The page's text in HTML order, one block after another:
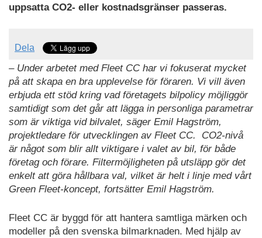
uppsatta CO2- eller kostnadsgränser passeras.
Dela
– Under arbetet med Fleet CC har vi fokuserat mycket
på att skapa en bra upplevelse för föraren. Vi vill även
erbjuda ett stöd kring vad företagets bilpolicy möjliggör
samtidigt som det går att lägga in personliga parametrar
som är viktiga vid bilvalet, säger Emil Hagström,
projektledare för utvecklingen av Fleet CC. CO2-nivå
är något som blir allt viktigare i valet av bil, för både
företag och förare. Filtermöjligheten på utsläpp gör det
enkelt att göra hållbara val, vilket är helt i linje med vårt
Green Fleet-koncept, fortsätter Emil Hagström.
Fleet CC är byggd för att hantera samtliga märken och
modeller på den svenska bilmarknaden. Med hjälp av